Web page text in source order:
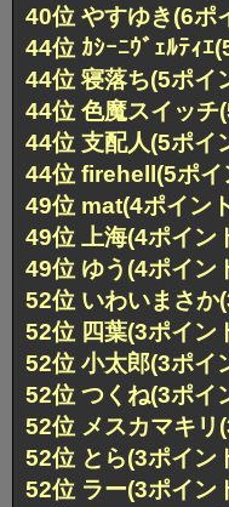
40位 やすゆき(6ポ
44位 ｶｼｰﾆｳﾞｪﾙﾃｨ
44位 寝落ち(5ポイ
44位 色魔スイッチ
44位 支配人(5ポイ
44位 firehell(5ポイ
49位 mat(4ポイン
49位 上海(4ポイン
49位 ゆう(4ポイン
52位 いわいまさか
52位 四葉(3ポイン
52位 小太郎(3ポイ
52位 つくね(3ポイ
52位 メスカマキリ
52位 とら(3ポイン
52位 ラー(3ポイン